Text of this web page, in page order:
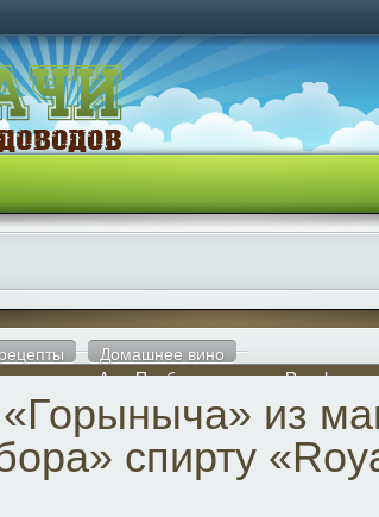
Домашнее вино
магазина «АлкоПрибора» спирту «Royal» не
из
спирту